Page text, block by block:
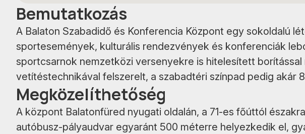
Bemutatkozás
A Balaton Szabadidő és Konferencia Központ egy sokoldalú
sportesemények, kulturális rendezvények és konferenciák
sportcsarnok nemzetközi versenyekre is hitelesített borítással
vetítéstechnikával felszerelt, a szabadtéri színpad pedig akár
Megközelíthetőség
A központ Balatonfüred nyugati oldalán, a 71-es főúttól
autóbusz-pályaudvar egyaránt 500 méterre helyezkedik el,